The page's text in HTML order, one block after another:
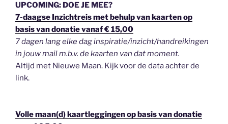
UPCOMING: DOE JE MEE?
7-daagse Inzichtreis met behulp van kaarten op
basis van donatie vanaf € 15,00
7 dagen lang elke dag inspiratie/inzicht/handreikingen
in jouw mail m.b.v. de kaarten van dat moment.
Altijd met Nieuwe Maan. Kijk voor de data achter de
link.
Volle maan(d) kaartleggingen op basis van donatie